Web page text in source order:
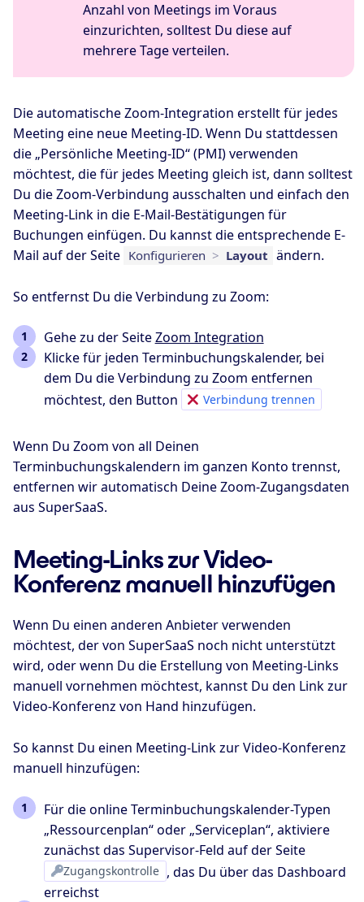
Anzahl von Meetings im Voraus
einzurichten, solltest Du diese auf
mehrere Tage verteilen.
Die automatische Zoom-Integration erstellt für jedes
Meeting eine neue Meeting-ID. Wenn Du stattdessen
die „Persönliche Meeting-ID“ (PMI) verwenden
möchtest, die für jedes Meeting gleich ist, dann solltest
Du die Zoom-Verbindung ausschalten und einfach den
Meeting-Link in die E-Mail-Bestätigungen für
Buchungen einfügen. Du kannst die entsprechende E-
Mail auf der Seite Konfigurieren > Layout ändern.
So entfernst Du die Verbindung zu Zoom:
Gehe zu der SeiteZoom Integration
Klicke für jeden Terminbuchungskalender, bei
dem Du die Verbindung zu Zoom entfernen
möchtest, den Button
Verbindung trennen
Wenn Du Zoom von all Deinen
Terminbuchungskalendern im ganzen Konto trennst,
entfernen wir automatisch Deine Zoom-Zugangsdaten
aus SuperSaaS.
Meeting-Links zur Video-
Konferenz manuell hinzufügen
Wenn Du einen anderen Anbieter verwenden
möchtest, der von SuperSaaS noch nicht unterstützt
wird, oder wenn Du die Erstellung von Meeting-Links
manuell vornehmen möchtest, kannst Du den Link zur
Video-Konferenz von Hand hinzufügen.
So kannst Du einen Meeting-Link zur Video-Konferenz
manuell hinzufügen:
Für die online Terminbuchungskalender-Typen
„Ressourcenplan“ oder „Serviceplan“, aktiviere
zunächst das Supervisor-Feld auf der Seite
Zugangskontrolle , das Du über das Dashboard
erreichst